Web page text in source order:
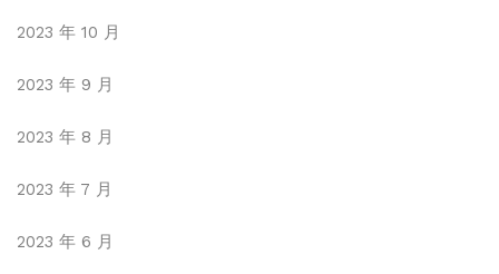
2023 年 10 月
2023 年 9 月
2023 年 8 月
2023 年 7 月
2023 年 6 月